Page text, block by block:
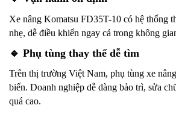
Xe nâng Komatsu FD35T-10 có hệ thống
nhẹ, dễ điều khiển ngay cả trong không
🔹 Phụ tùng thay thế dễ tìm
Trên thị trường Việt Nam, phụ tùng xe
biến. Doanh nghiệp dễ dàng bảo trì, sửa
quá cao.